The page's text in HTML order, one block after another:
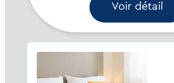
Voir détail